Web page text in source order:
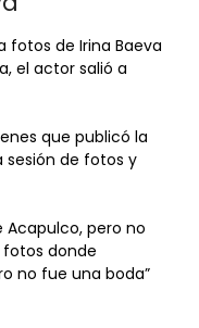
fotos de Irina Baeva
el actor salió a
que publicó la
sesión de fotos y
Acapulco, pero no
donde
no fue una boda”